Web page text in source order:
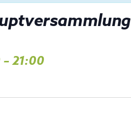
–21:00